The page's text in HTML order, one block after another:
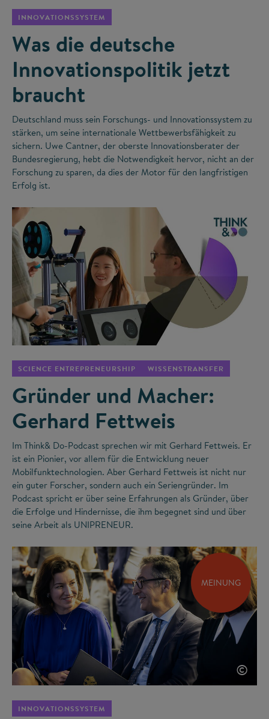
INNOVATIONSSYSTEM
Was die deutsche
Innovationspolitik jetzt
braucht
Deutschland muss sein Forschungs- und Innovationssystem zu
stärken, um seine internationale Wettbewerbsfähigkeit zu
sichern. Uwe Cantner, der oberste Innovationsberater der
Bundesregierung, hebt die Notwendigkeit hervor, nicht an der
Forschung zu sparen, da dies der Motor für den langfristigen
Erfolg ist.
SCIENCE ENTREPRENEURSHIP WISSENSTRANSFER
Gründer und Macher:
Gerhard Fettweis
Im Think& Do-Podcast sprechen wir mit Gerhard Fettweis. Er
ist ein Pionier, vor allem für die Entwicklung neuer
Mobilfunktechnologien. Aber Gerhard Fettweis ist nicht nur
ein guter Forscher, sondern auch ein Seriengründer. Im
Podcast spricht er über seine Erfahrungen als Gründer, über
die Erfolge und Hindernisse, die ihm begegnet sind und über
seine Arbeit als UNIPRENEUR.
MEINUNG
©
INNOVATIONSSYSTEM